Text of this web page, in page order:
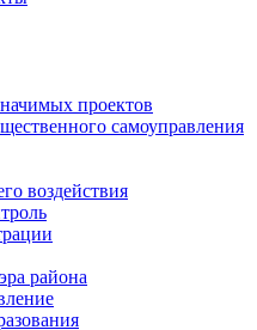
проектов
самоуправления
воздействия
района